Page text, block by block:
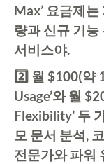
Max’ 요금제
량과 신규 기능
서비스야.
2️⃣ 월 $100(약
Usage’와 월
Flexibility’ 두
모 문서 분석,
전문가와 파워